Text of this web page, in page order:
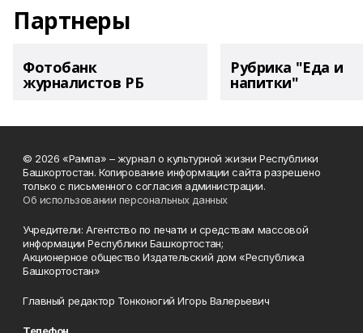
Партнеры
Фотобанк
журналистов РБ
Рубрика "Еда и
напитки"
© 2026 «Рампа» – журнал о культурной жизни Республики
Башкортостан. Копирование информации сайта разрешено
только с письменного согласия администрации.
Об использовании персональных данных
Учредители: Агентство по печати и средствам массовой
информации Республики Башкортостан;
Акционерное общество Издательский дом «Республика
Башкортостан»
Главный редактор Тонконогий Игорь Валерьевич